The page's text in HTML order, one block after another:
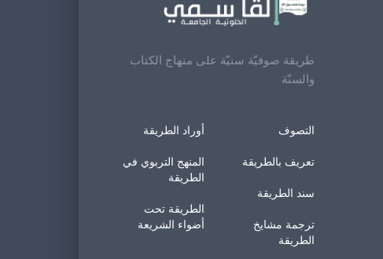
طريقة صوفيّة سنيّة على منهاج الكتاب
والسنّة
التصوف
تعريف بالطريقة
سند الطريقة
ترجمة مشايخ
الطريقة
أوراد الطريقة
المنهج التربوي في
الطريقة
الطريقة تحت
أضواء الشريعة